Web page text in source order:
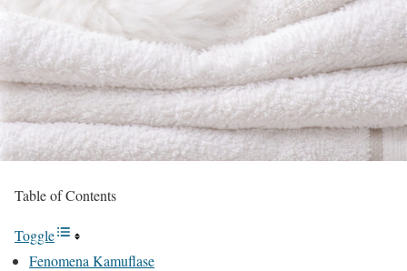
Table of Contents
Toggle
Fenomena Kamuflase